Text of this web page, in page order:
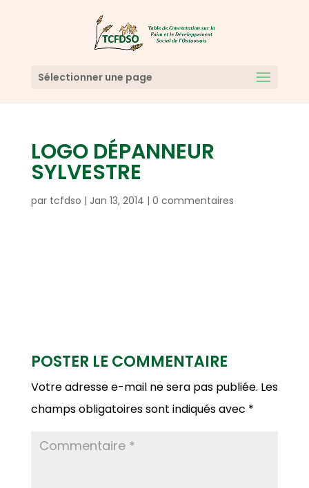
Sélectionner une page
LOGO DÉPANNEUR
SYLVESTRE
par tcfdso | Jan 13, 2014 | 0 commentaires
POSTER LE COMMENTAIRE
Votre adresse e-mail ne sera pas publiée. Les
champs obligatoires sont indiqués avec *